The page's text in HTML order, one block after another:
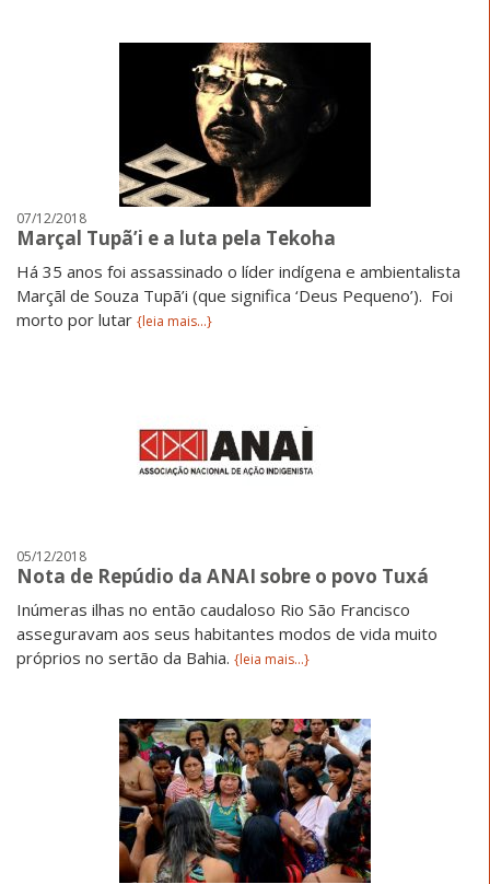
07/12/2018
Marçal Tupã’i e a luta pela Tekoha
Há 35 anos foi assassinado o líder indígena e ambientalista
Marçãl de Souza Tupã’i (que significa ‘Deus Pequeno’). Foi
morto por lutar {leia mais...}
05/12/2018
Nota de Repúdio da ANAI sobre o povo Tuxá
Inúmeras ilhas no então caudaloso Rio São Francisco
asseguravam aos seus habitantes modos de vida muito
próprios no sertão da Bahia. {leia mais...}